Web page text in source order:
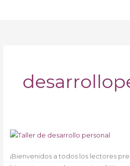
¡Bienvenidos a todos los lectores
Talleres
desarrollo